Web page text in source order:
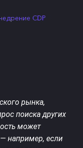
CDP
рынка,
поиска других
может
например, если